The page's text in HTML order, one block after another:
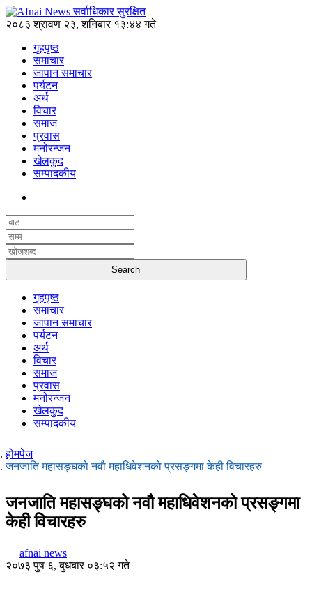
२०८३ श्रावण २३, शनिबार १३:४४ गते
गृहपृष्ठ
समाचार
जापान समाचार
पर्यटन
अर्थ
विचार
समाज
प्रवास
मनोरन्जन
खेलकुद
सम्पादकीय
गृहपृष्ठ
समाचार
जापान समाचार
पर्यटन
अर्थ
विचार
समाज
प्रवास
मनोरन्जन
खेलकुद
सम्पादकीय
होमपेज
जनजाति महासङ्घको नवौ महाधिवेशनको प्रसङ्गमा केही विचारहरु
जनजाति महासङ्घको नवौ महाधिवेशनको प्रसङ्गमा
केही विचारहरु
afnai news
२०७३ पुष ६, बुधबार ०३:५२ गते